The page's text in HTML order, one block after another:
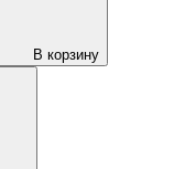
В корзину